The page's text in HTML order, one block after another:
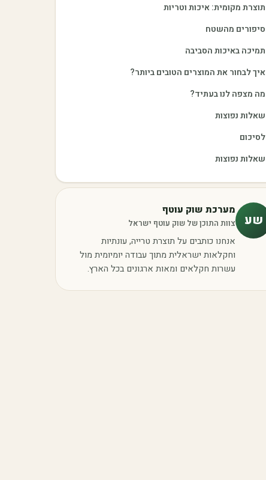
תוצרת מקומית: איכות וטריות
סיפורים מהשטח
תמיכה באיכות הסביבה
איך לבחור את המוצרים הטובים ביותר?
מה מצפה לנו בעתיד?
שאלות נפוצות
לסיכום
שאלות נפוצות
שע
מערכת שוק עוטף
צוות התוכן של שוק עוטף ישראל
אנחנו כותבים על תוצרת טרייה, עונתיות
וחקלאות ישראלית מתוך עבודה יומיומית מול
עשרות חקלאים ומאות ארגונים בכל הארץ.